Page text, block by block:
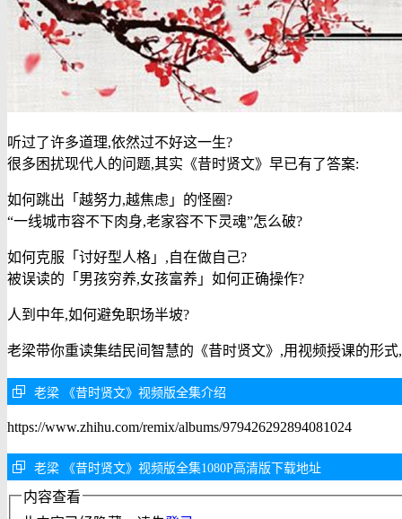
听过了许多道理,依然过不好这一生?
很多困扰现代人的问题,其实《昔时贤文》早已有了答案:
如何跳出「越努力,越焦虑」的怪圈?
“一线城市容不下肉身,老家容不下灵魂”怎么破?
如何克服「讨好型人格」,自在做自己?
被误读的「男孩穷养,女孩富养」如何正确操作?
人到中年,如何避免职场半坡?
老梁带你重读集结民间智慧的《昔时贤文》,用视频授课的形
老梁 《昔时贤文》视频版全集介绍
https://www.zhihu.com/remix/albums/979426292894081024
老梁 《昔时贤文》视频版全集1080P高清版下载地址
内容查看